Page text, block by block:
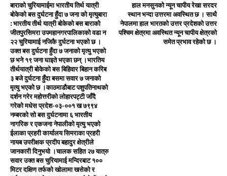
बाराको चुरियामाईमा भारतीय तिर्थ यात्री
बोकेको बस दुर्घटना हुँदा ७ जना को मृत्युबारा
: भारतीय तीर्थ यात्री बोकेको बस बाराको
जीतपुरसिमरा उपमहानगरपालिकाको वडा न
२२ चुरियामाई नजिकै दुर्घटना भएकाे छ ।
उक्त बस दुर्घटना हुँदा ७ जनाको मृत्यु भएको
छ भने १९ जना घाइते भएका छन् ।भारतिय
तीर्थयात्री बोकेको बस बिहिवार बिहान करिब
३ बजे दुर्घटना हुँदा बसमा सवार ७ जनाको
मृत्यु भएको छ ।काठमाडौबाट पशुपतिनाथको
दर्शन गरेर महोत्तरीको लोहारपट्टी जाँदै
गरेको मधेस प्रदेश-०३-००१ ख ७९९४
नम्बरको सो बस दुर्घटनामा ६ भारतीय
नागरिक र एकजना नेपालीको मृत्यु भएको
ईलाका प्रहरी कार्यालय सिमराका प्रहरी
नायब उपरीक्षक प्रदीप बहादुर क्षेत्रीले
जानकारी दिनुभयो ।चालक सहित २७ यात्रु
सवार उक्त बस चुरियामाई मन्दिरबाट १००
मिटर दक्षिण तर्फको खोलामा खसेको र
हाल मनसुनको न्यून चापीय रेखा सरदर
स्थान भन्दा उत्तरमा अवस्थित छ । साथै
नेपालमा हाल भारतको उत्तर प्रदेशको उत्तर
पश्चिम क्षेत्रमा अवस्थित न्यून चापीय क्षेत्रको
समेत प्रभाव रहेको छ ।